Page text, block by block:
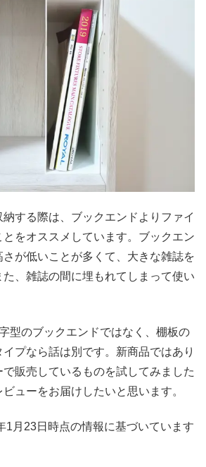
する際は、ブックエンドよりファイ
をオススメしています。ブックエン
さが低いことが多くて、大きな雑誌を
、雑誌の間に埋もれてしまって使い
型のブックエンドではなく、棚板の
プなら話は別です。新商品ではあり
で販売しているものを試してみました
ューをお届けしたいと思います。
月23日時点の情報に基づいています